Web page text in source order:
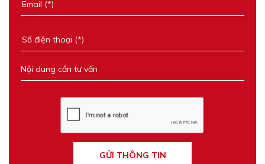
GỬI THÔNG TIN